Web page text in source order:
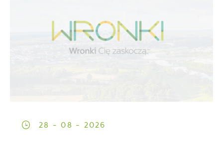
28 - 08 - 2026